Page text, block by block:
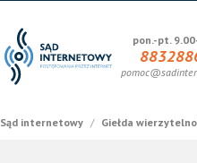
pon.-pt.
Sąd internetowy / Giełda